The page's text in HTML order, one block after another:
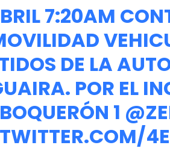
7:20AM
DE LA
POR EL
1